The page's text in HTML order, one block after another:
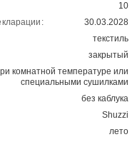
10
30.03.2028
текстиль
закрытый
комнатной температуре или
специальными сушилками
без каблука
Shuzzi
лето